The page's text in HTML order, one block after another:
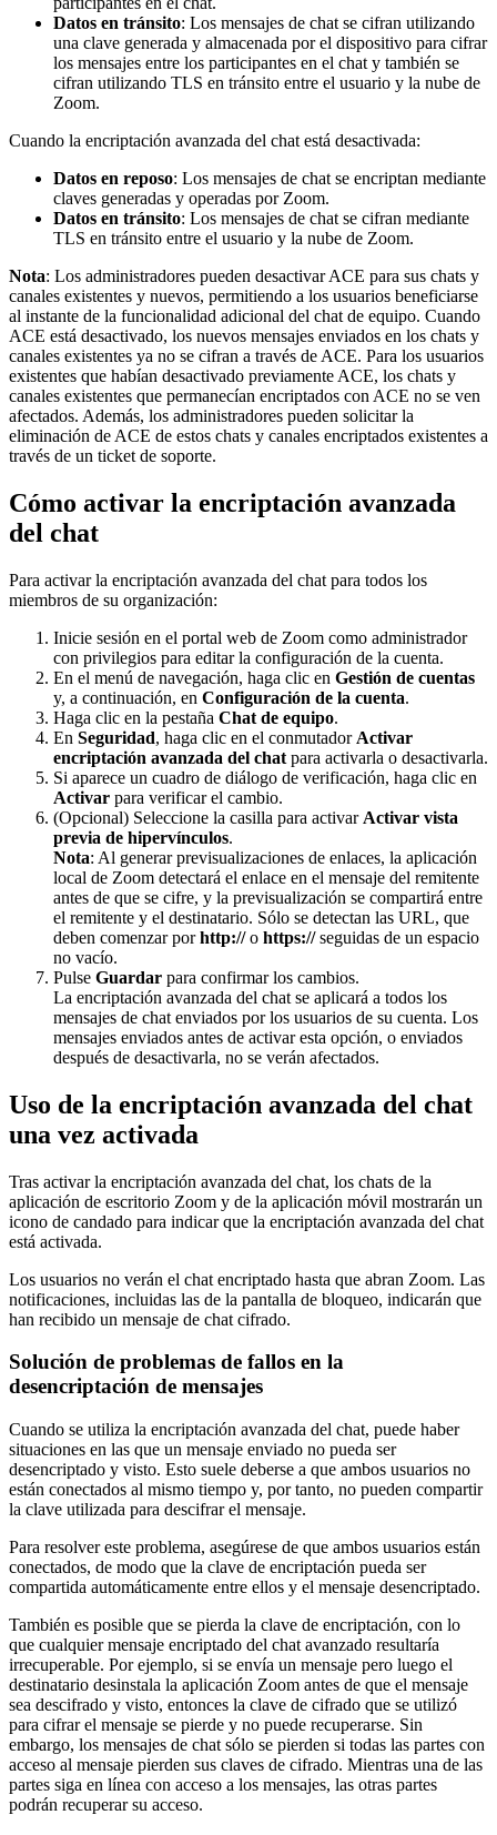
Datos en tránsito: Los mensajes de chat se cifran utilizando
una clave generada y almacenada por el dispositivo para cifrar
los mensajes entre los participantes en el chat y también se
cifran utilizando TLS en tránsito entre el usuario y la nube de
Zoom.
Cuando la encriptación avanzada del chat está desactivada:
Datos en reposo: Los mensajes de chat se encriptan mediante
claves generadas y operadas por Zoom.
Datos en tránsito: Los mensajes de chat se cifran mediante
TLS en tránsito entre el usuario y la nube de Zoom.
Nota: Los administradores pueden desactivar ACE para sus chats y
canales existentes y nuevos, permitiendo a los usuarios beneficiarse
al instante de la funcionalidad adicional del chat de equipo. Cuando
ACE está desactivado, los nuevos mensajes enviados en los chats y
canales existentes ya no se cifran a través de ACE. Para los usuarios
existentes que habían desactivado previamente ACE, los chats y
canales existentes que permanecían encriptados con ACE no se ven
afectados. Además, los administradores pueden solicitar la
eliminación de ACE de estos chats y canales encriptados existentes a
través de un ticket de soporte.
Cómo activar la encriptación avanzada
del chat
Para activar la encriptación avanzada del chat para todos los
miembros de su organización:
Inicie sesión en el portal web de Zoom como administrador
con privilegios para editar la configuración de la cuenta.
En el menú de navegación, haga clic en Gestión de cuentas
y, a continuación, en Configuración de la cuenta.
Haga clic en la pestaña Chat de equipo.
En Seguridad, haga clic en el conmutador Activar
encriptación avanzada del chat para activarla o desactivarla.
Si aparece un cuadro de diálogo de verificación, haga clic en
Activar para verificar el cambio.
(Opcional) Seleccione la casilla para activar Activar vista
previa de hipervínculos.
Nota: Al generar previsualizaciones de enlaces, la aplicación
local de Zoom detectará el enlace en el mensaje del remitente
antes de que se cifre, y la previsualización se compartirá entre
el remitente y el destinatario. Sólo se detectan las URL, que
deben comenzar porhttp://o https://seguidas de un espacio
no vacío.
Pulse Guardar para confirmar los cambios.
La encriptación avanzada del chat se aplicará a todos los
mensajes de chat enviados por los usuarios de su cuenta. Los
mensajes enviados antes de activar esta opción, o enviados
después de desactivarla, no se verán afectados.
Uso de la encriptación avanzada del chat
una vez activada
Tras activar la encriptación avanzada del chat, los chats de la
aplicación de escritorio Zoom y de la aplicación móvil mostrarán un
icono de candado para indicar que la encriptación avanzada del chat
está activada.
Los usuarios no verán el chat encriptado hasta que abran Zoom. Las
notificaciones, incluidas las de la pantalla de bloqueo, indicarán que
han recibido un mensaje de chat cifrado.
Solución de problemas de fallos en la
desencriptación de mensajes
Cuando se utiliza la encriptación avanzada del chat, puede haber
situaciones en las que un mensaje enviado no pueda ser
desencriptado y visto. Esto suele deberse a que ambos usuarios no
están conectados al mismo tiempo y, por tanto, no pueden compartir
la clave utilizada para descifrar el mensaje.
Para resolver este problema, asegúrese de que ambos usuarios están
conectados, de modo que la clave de encriptación pueda ser
compartida automáticamente entre ellos y el mensaje desencriptado.
También es posible que se pierda la clave de encriptación, con lo
que cualquier mensaje encriptado del chat avanzado resultaría
irrecuperable. Por ejemplo, si se envía un mensaje pero luego el
destinatario desinstala la aplicación Zoom antes de que el mensaje
sea descifrado y visto, entonces la clave de cifrado que se utilizó
para cifrar el mensaje se pierde y no puede recuperarse. Sin
embargo, los mensajes de chat sólo se pierden si todas las partes con
acceso al mensaje pierden sus claves de cifrado. Mientras una de las
partes siga en línea con acceso a los mensajes, las otras partes
podrán recuperar su acceso.